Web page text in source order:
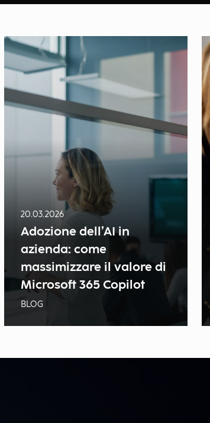
20.03.2026
Adozione dell’AI in
azienda: come
massimizzare il valore di
Microsoft 365 Copilot
BLOG